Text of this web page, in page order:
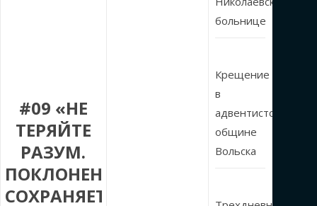
#09 «НЕ
ТЕРЯЙТЕ
РАЗУМ.
ПОКЛОНЕНИЕ
СОХРАНЯЕТ
больнице
Крещение
в
адвентистской
общине
Вольска